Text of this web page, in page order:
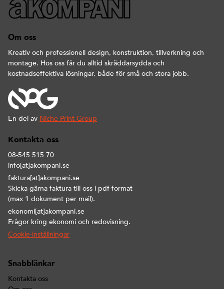
Om oss
Kreativ och professionell design, konstruktion, tillverkning och
montage. Hos oss får du alltid skräddarsydda och
kostnadseffektiva lösningar, både för små och stora jobb.
En del av Niche Print Group
Kontakta oss
08-545 515 70
info[at]akompani.se
faktura[at]akompani.se
Skicka gärna faktura till oss i pdf-format
(max 1 dokument per mail).
ekonomi[at]akompani.se
Frågor kring ekonomi och redovisning.
Cookie-inställningar
Snabblänkar
Kontakta oss